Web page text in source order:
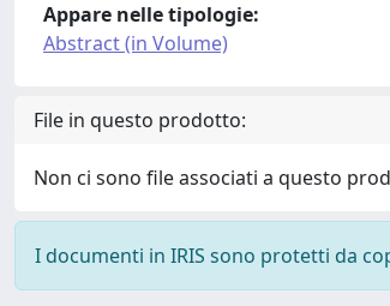
Appare nelle tipologie:
Abstract (in Volume)
File in questo prodotto:
Non ci sono file associati a questo
I documenti in IRIS sono protetti da